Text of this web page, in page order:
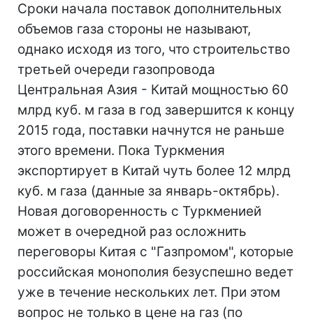
Сроки начала поставок дополнительных
объемов газа стороны не называют,
однако исходя из того, что строительство
третьей очереди газопровода
Центральная Азия - Китай мощностью 60
млрд куб. м газа в год завершится к концу
2015 года, поставки начнутся не раньше
этого времени. Пока Туркмения
экспортирует в Китай чуть более 12 млрд
куб. м газа (данные за январь-октябрь).
Новая договоренность с Туркменией
может в очередной раз осложнить
переговоры Китая с "Газпромом", которые
российская монополия безуспешно ведет
уже в течение нескольких лет. При этом
вопрос не только в цене на газ (по